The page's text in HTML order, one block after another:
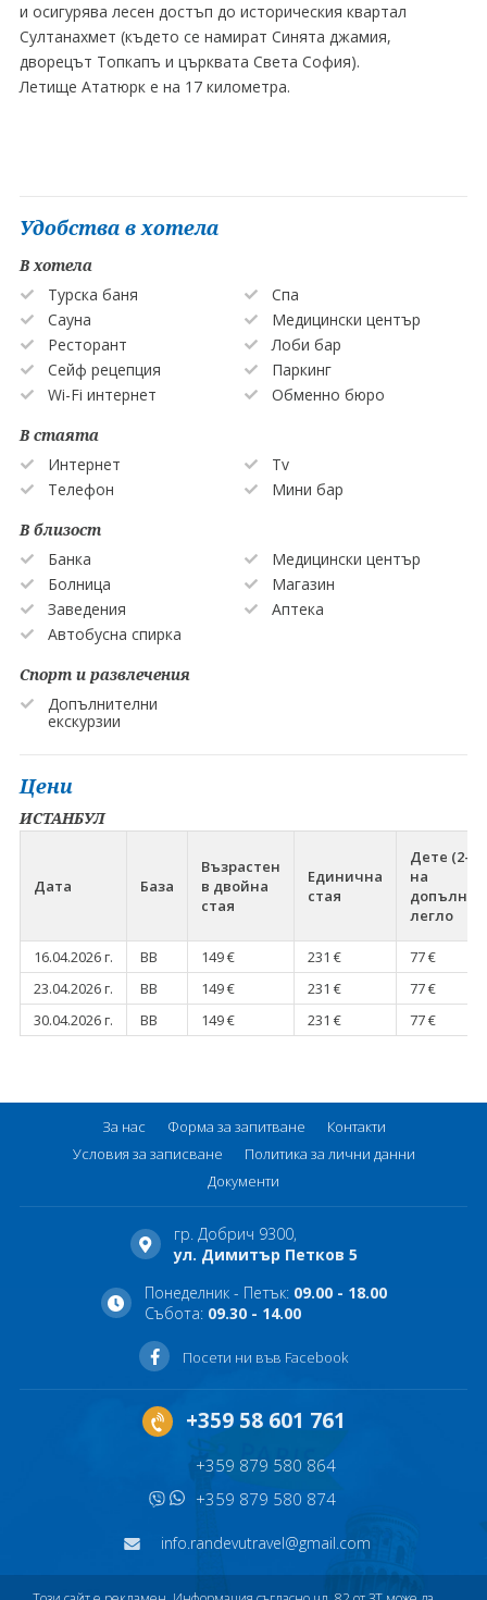
и осигурява лесен достъп до историческия квартал
Султанахмет (където се намират Синята джамия,
дворецът Топкапъ и църквата Света София).
Летище Ататюрк е на 17 километра.
Удобства в хотела
В хотела
Турска баня
Спа
Сауна
Медицински център
Ресторант
Лоби бар
Сейф рецепция
Паркинг
Wi-Fi интернет
Обменно бюро
В стаята
Интернет
Tv
Телефон
Мини бар
В близост
Банка
Медицински център
Болница
Магазин
Заведения
Аптека
Автобусна спирка
Спорт и развлечения
Допълнителни
екскурзии
Цени
ИСТАНБУЛ
Дата База
Възрастен
в двойна
стая
Единична
стая
Дете (2-
на
легло
16.04.2026 г. BB 149 € 231 €
77 €
23.04.2026 г.
BB 149 € 231 €
77 €
30.04.2026 г.
BB 149 € 231 € 77 €
За нас Форма за запитване
Контакти
Условия за записване
Политика за лични данни
Документи
гр. Добрич 9300,
ул. Димитър Петков 5
Понеделник - Петък: 09.00 - 18.00
Събота: 09.30 - 14.00
Посети ни във Facebook
+359 58 601 761
+359 879 580 864
+359 879 580 874
info.randevutravel@gmail.com